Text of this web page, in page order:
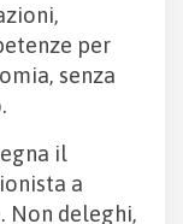
per
senza
il
a
Non deleghi,